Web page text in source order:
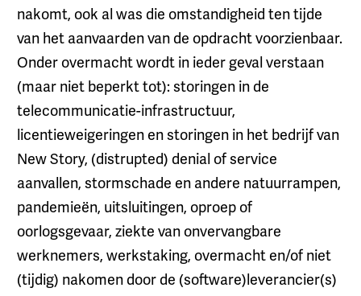
nakomt, ook al was die omstandigheid ten tijde
van het aanvaarden van de opdracht voorzienbaar.
Onder overmacht wordt in ieder geval verstaan
(maar niet beperkt tot): storingen in de
telecommunicatie-infrastructuur,
licentieweigeringen en storingen in het bedrijf van
New Story, (distrupted) denial of service
aanvallen, stormschade en andere natuurrampen,
pandemieën, uitsluitingen, oproep of
oorlogsgevaar, ziekte van onvervangbare
werknemers, werkstaking, overmacht en/of niet
(tijdig) nakomen door de (software)leverancier(s)